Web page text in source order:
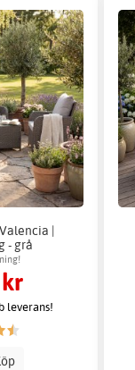
|
- grå
leverans!